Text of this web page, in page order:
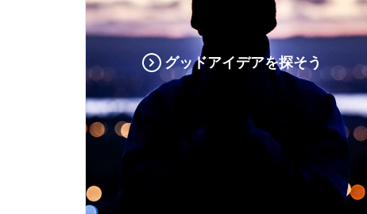
グッドアイデアを探そう